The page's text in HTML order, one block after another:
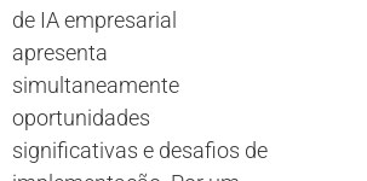
de IA empresarial
apresenta
simultaneamente
oportunidades
significativas e desafios de